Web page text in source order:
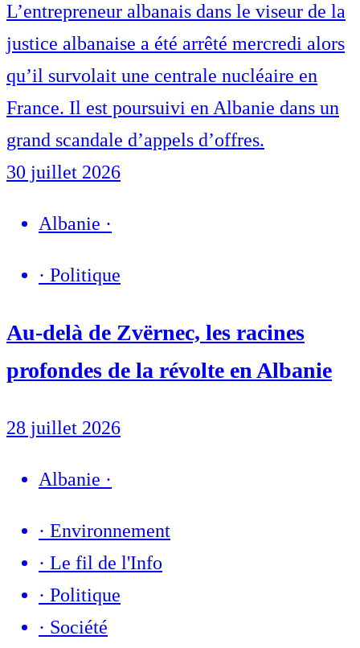
L’entrepreneur albanais dans le viseur de la
justice albanaise a été arrêté mercredi alors
qu’il survolait une centrale nucléaire en
France. Il est poursuivi en Albanie dans un
grand scandale d’appels d’offres.
30 juillet 2026
Albanie ·
· Politique
Au-delà de Zvërnec, les racines
profondes de la révolte en Albanie
28 juillet 2026
Albanie ·
· Environnement
· Le fil de l'Info
· Politique
· Société